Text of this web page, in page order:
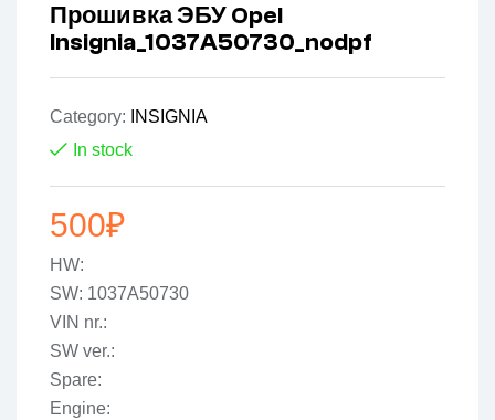
Прошивка ЭБУ Opel
Insignia_1037A50730_nodpf
Category:
INSIGNIA
In stock
500₽
HW:
SW: 1037A50730
VIN nr.:
SW ver.:
Spare:
Engine: